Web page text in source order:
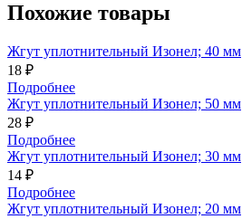
Похожие товары
Жгут уплотнительный Изонел; 40 мм
18 ₽
Подробнее
Жгут уплотнительный Изонел; 50 мм
28 ₽
Подробнее
Жгут уплотнительный Изонел; 30 мм
14 ₽
Подробнее
Жгут уплотнительный Изонел; 20 мм